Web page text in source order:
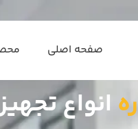
صفحه اصلی
انواع